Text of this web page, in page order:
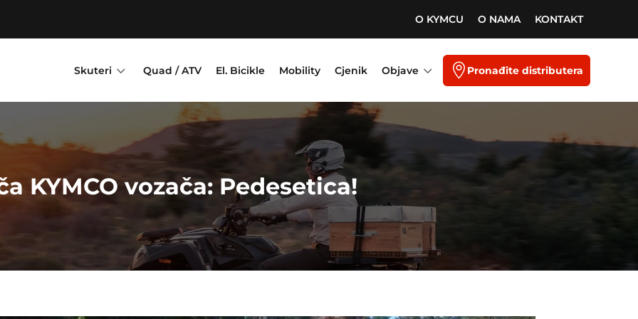
O KYMCU O NAMA KONTAKT
Skuteri 3 Quad / ATV El. Bicikle Mobility Cjenik Objave3  Pronađite distributera
KYMCO vozača: Pedesetica!